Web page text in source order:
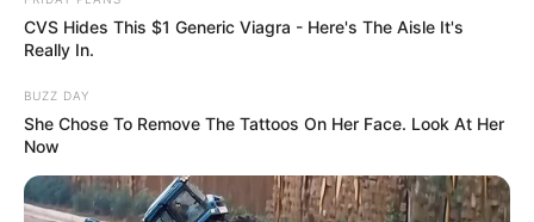
CVS Hides This $1 Generic Viagra - Here's The Aisle It's
Really In.
BUZZ DAY
She Chose To Remove The Tattoos On Her Face. Look At Her
Now